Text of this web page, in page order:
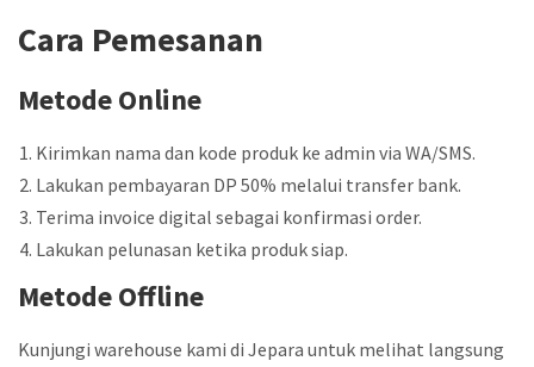
Cara Pemesanan
Metode Online
Kirimkan nama dan kode produk ke admin via WA/SMS.
Lakukan pembayaran DP 50% melalui transfer bank.
Terima invoice digital sebagai konfirmasi order.
Lakukan pelunasan ketika produk siap.
Metode Offline
Kunjungi warehouse kami di Jepara untuk melihat langsung